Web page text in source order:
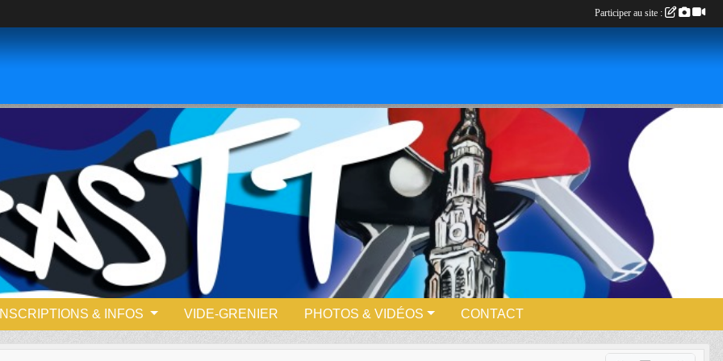
INSCRIPTIONS & INFOS VIDE-GRENIER PHOTOS & VIDÉOS CONTACT
Participer au site :